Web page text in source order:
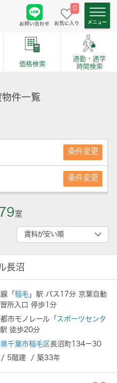
お問い合わせ
0
お気に入り
価格検索
通勤・通学
時間検索
物件一覧
条件変更
条件変更
室
長沼
「稲毛 」駅 バス17分 京葉自動
所入口 停歩1分
市モノレール「 スポーツセンタ
駅 徒歩20分
千葉市稲毛区長沼町134－30
/ 5階建 / 築33年